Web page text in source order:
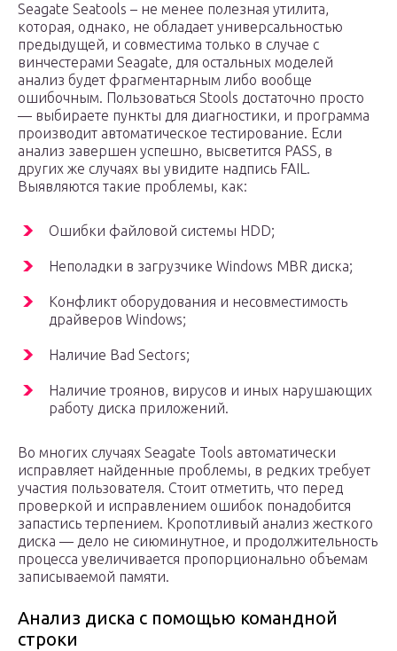
Seagate Seatools – не менее полезная утилита,
которая, однако, не обладает универсальностью
предыдущей, и совместима только в случае с
винчестерами Seagate, для остальных моделей
анализ будет фрагментарным либо вообще
ошибочным. Пользоваться Stools достаточно просто
— выбираете пункты для диагностики, и программа
производит автоматическое тестирование. Если
анализ завершен успешно, высветится PASS, в
других же случаях вы увидите надпись FAIL.
Выявляются такие проблемы, как:
Ошибки файловой системы HDD;
Неполадки в загрузчике Windows MBR диска;
Конфликт оборудования и несовместимость
драйверов Windows;
Наличие Bad Sectors;
Наличие троянов, вирусов и иных нарушающих
работу диска приложений.
Во многих случаях Seagate Tools автоматически
исправляет найденные проблемы, в редких требует
участия пользователя. Стоит отметить, что перед
проверкой и исправлением ошибок понадобится
запастись терпением. Кропотливый анализ жесткого
диска — дело не сиюминутное, и продолжительность
процесса увеличивается пропорционально объемам
записываемой памяти.
Анализ диска с помощью командной
строки